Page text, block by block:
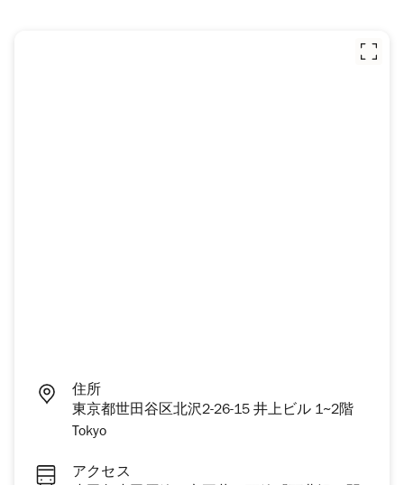
住所
東京都世田谷区北沢2-26-15 井上ビル 1~2階
Tokyo
アクセス